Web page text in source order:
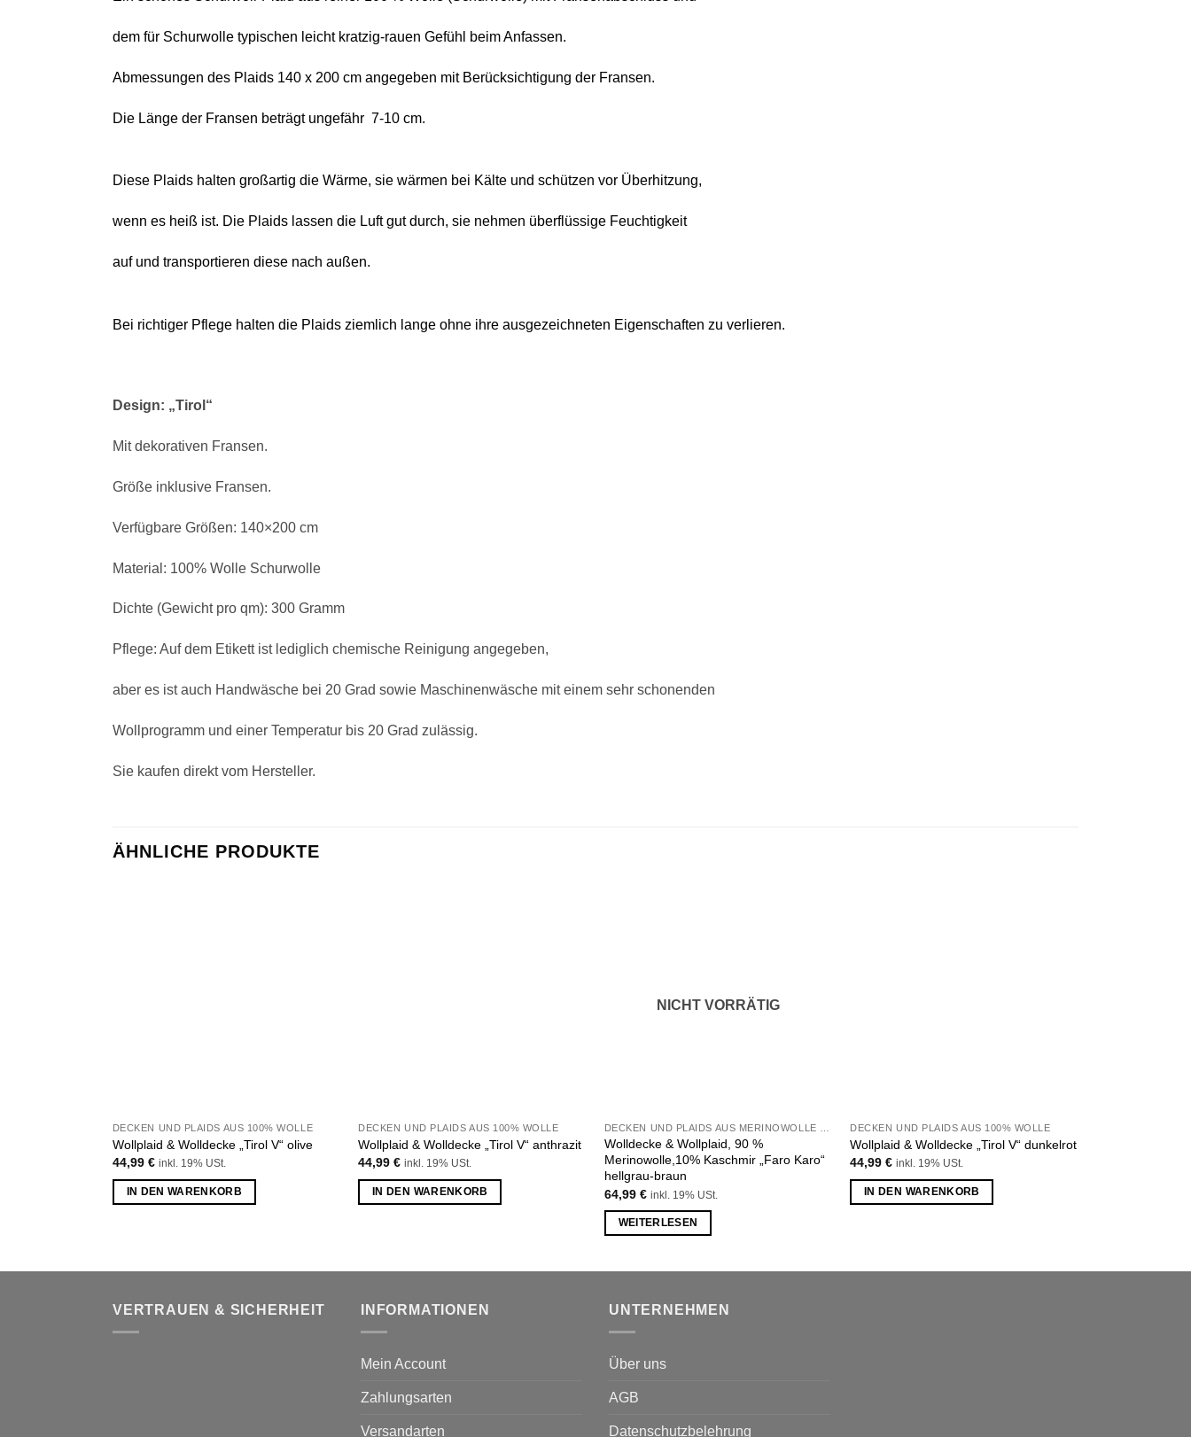
dem für Schurwolle typischen leicht kratzig-rauen Gefühl beim Anfassen.
Abmessungen des Plaids 140 х 200 cm angegeben mit Berücksichtigung der Fransen.
Die Länge der Fransen beträgt ungefähr 7-10 cm.
Diese Plaids halten großartig die Wärme, sie wärmen bei Kälte und schützen vor Überhitzung,
wenn es heiß ist. Die Plaids lassen die Luft gut durch, sie nehmen überflüssige Feuchtigkeit
auf und transportieren diese nach außen.
Bei richtiger Pflege halten die Plaids ziemlich lange ohne ihre ausgezeichneten Eigenschaften zu verlieren.
Design: „Tirol“
Mit dekorativen Fransen.
Größe inklusive Fransen.
Verfügbare Größen: 140×200 cm
Material: 100% Wolle Schurwolle
Dichte (Gewicht pro qm): 300 Gramm
Pflege: Auf dem Etikett ist lediglich chemische Reinigung angegeben,
aber es ist auch Handwäsche bei 20 Grad sowie Maschinenwäsche mit einem sehr schonenden
Wollprogramm und einer Temperatur bis 20 Grad zulässig.
Sie kaufen direkt vom Hersteller.
ÄHNLICHE PRODUKTE
DECKEN UND PLAIDS AUS 100% WOLLE
Wollplaid & Wolldecke „Tirol V“ olive
44,99 € inkl. 19% USt.
IN DEN WARENKORB
DECKEN UND PLAIDS AUS 100% WOLLE
Wollplaid & Wolldecke „Tirol V“ anthrazit
44,99€ inkl. 19% USt.
IN DEN WARENKORB
NICHT VORRÄTIG
DECKEN UND PLAIDS AUS MERINOWOLLE UND KASCHMIR
Wolldecke & Wollplaid, 90 %
Merinowolle,10% Kaschmir „Faro Karo“
hellgrau-braun
64,99 € inkl. 19% USt.
WEITERLESEN
DECKEN UND PLAIDS AUS 100% WOLLE
Wollplaid & Wolldecke „Tirol V“ dunkelrot
44,99€ inkl. 19% USt.
IN DEN WARENKORB
VERTRAUEN & SICHERHEIT INFORMATIONEN
Mein Account
Zahlungsarten
Versandarten
UNTERNEHMEN
Über uns
AGB
Datenschutzbelehrung